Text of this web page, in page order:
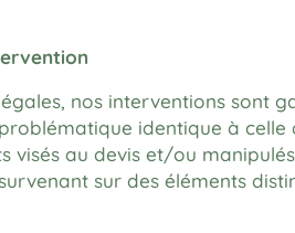
nos interventions sont
identique à
visés au devis et/ou
sur des éléments